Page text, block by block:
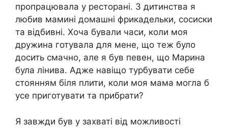
пропрацювала у ресторані. З дитинства я
любив мамині домашні фрикадельки, сосиски
та відбивні. Хоча бували часи, коли моя
дружина готувала для мене, що теж було
досить смачно, але я був певен, що Марина
була лінива. Адже навіщо турбувати себе
стоянням біля плити, коли моя мама могла б
усе приготувати та прибрати?
Я завжди був у захваті від можливості